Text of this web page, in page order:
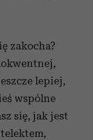
zakocha?
lepiej,
wspólne
się, jak jest